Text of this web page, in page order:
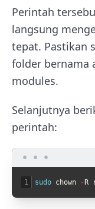
Perintah
langsung
tepat. Pastikan
folder bernama
modules.
Selanjutnya
perintah:
1 sudo chown - R